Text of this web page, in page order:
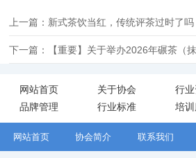
网站首页 关于协会 行
品牌管理
行业标准 培
网站首页 协会简介 联系我们